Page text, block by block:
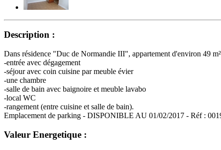
Description :
Dans résidence "Duc de Normandie III", appartement d'environ 49
-entrée avec dégagement
-séjour avec coin cuisine par meuble évier
-une chambre
-salle de bain avec baignoire et meuble lavabo
-local WC
-rangement (entre cuisine et salle de bain).
Emplacement de parking - DISPONIBLE AU 01/02/2017 - Réf :
Valeur Energetique :